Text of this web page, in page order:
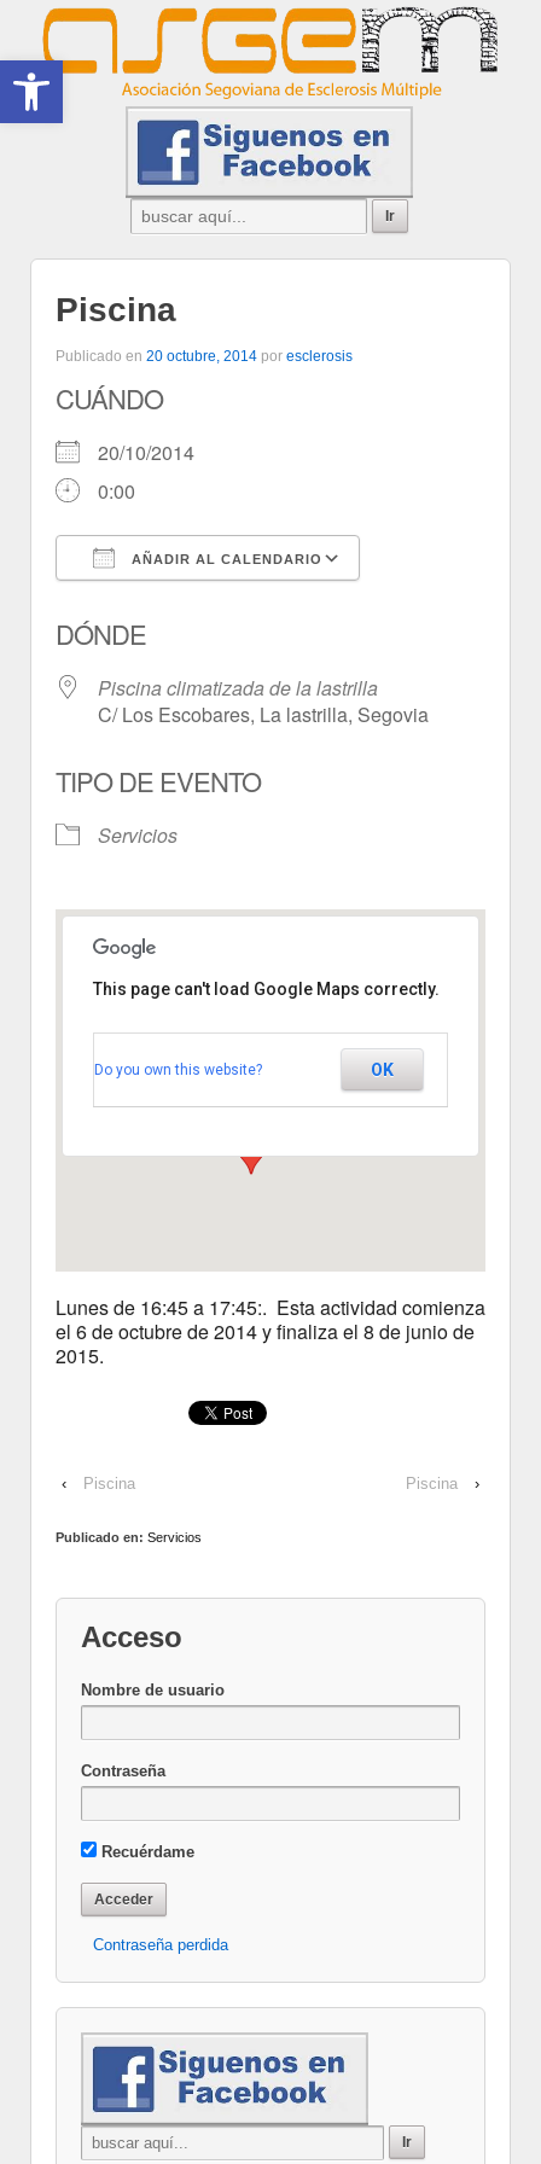
Abrir barra de herramientas
Piscina
Publicado en 20 octubre, 2014 por esclerosis
CUÁNDO
20/10/2014
0:00
AÑADIR AL CALENDARIO
DÓNDE
Piscina climatizada de la lastrilla
C/ Los Escobares, La lastrilla, Segovia
TIPO DE EVENTO
Servicios
Piscina climatizada de la
C/ Los Escobares - La lastrilla
This page can't load Google Maps correctly.
Do you own this website? OK
Lunes de 16:45 a 17:45:. Esta actividad comienza
el 6 de octubre de 2014 y finaliza el 8 de junio de
2015.
‹ Piscina Piscina ›
Publicado en: Servicios
Acceso
Nombre de usuario
Contraseña
Recuérdame
Contraseña perdida